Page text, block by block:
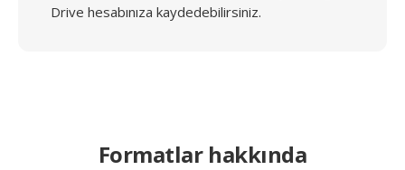
Drive hesabınıza kaydedebilirsiniz.
Formatlar hakkında